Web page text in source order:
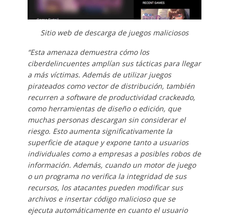
Sitio web de descarga de juegos maliciosos
“Esta amenaza demuestra cómo los
ciberdelincuentes amplían sus tácticas para llegar
a más víctimas. Además de utilizar juegos
pirateados como vector de distribución, también
recurren a software de productividad crackeado,
como herramientas de diseño o edición, que
muchas personas descargan sin considerar el
riesgo. Esto aumenta significativamente la
superficie de ataque y expone tanto a usuarios
individuales como a empresas a posibles robos de
información. Además, cuando un motor de juego
o un programa no verifica la integridad de sus
recursos, los atacantes pueden modificar sus
archivos e insertar código malicioso que se
ejecuta automáticamente en cuanto el usuario